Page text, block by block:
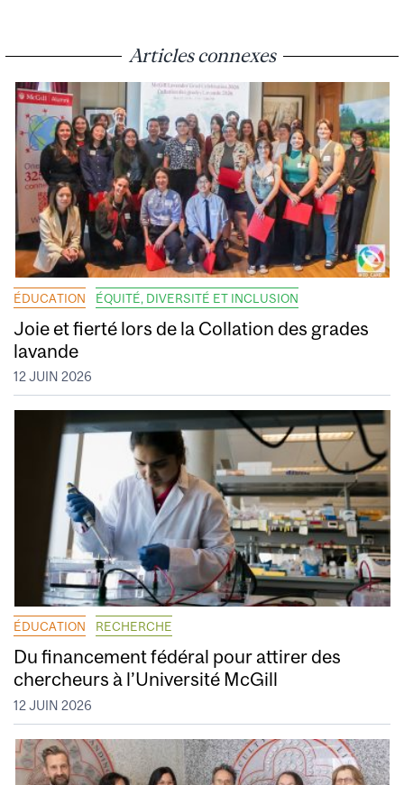
Articles connexes
ÉDUCATION ÉQUITÉ, DIVERSITÉ ET INCLUSION
Joie et fierté lors de la Collation des grades
lavande
12 JUIN 2026
ÉDUCATION RECHERCHE
Du financement fédéral pour attirer des
chercheurs à l’Université McGill
12 JUIN 2026